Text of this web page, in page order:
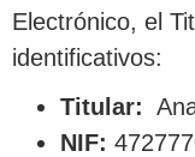
Electrónico, el
identificativos:
Titular:
NIF: